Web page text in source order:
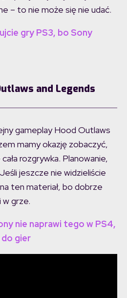
– to nie może się nie udać.
gry PS3, bo Sony
and Legends
gameplay Hood Outlaws
mamy okazję zobaczyć,
rozgrywka. Planowanie,
jeszcze nie widzieliście
ten materiał, bo dobrze
w grze.
nie naprawi tego w PS4,
gier